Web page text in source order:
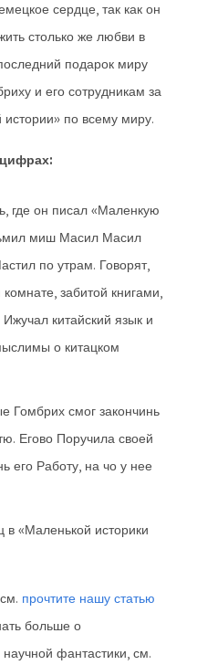
сердце, так как он
столько же любви в
подарок миру
и его сотрудникам за
по всему миру.
где он писал «Маленкую
миш Масил Масил
по утрам. Говорят,
забитой книгами,
китайский язык и
о китацком
Гомбрих смог закончинь
Егово Поручила своей
его Работу, на чо у нее
в «Маленькой историки
прочтите нашу статью
больше о
фантастики, см.